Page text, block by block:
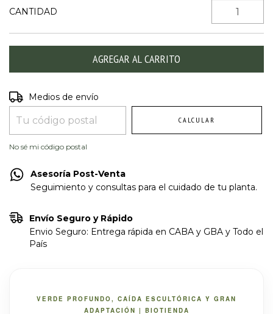
CANTIDAD
Entregas para el CP:
Medios de envío
CALCULAR
No sé mi código postal
Asesoría Post-Venta
Seguimiento y consultas para el cuidado de tu planta.
Envío Seguro y Rápido
Envio Seguro: Entrega rápida en CABA y GBA y Todo el
País
VERDE PROFUNDO, CAÍDA ESCULTÓRICA Y GRAN
ADAPTACIÓN | BIOTIENDA